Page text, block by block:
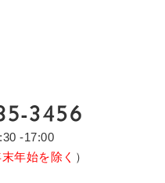
-17:00
年始を除く ）